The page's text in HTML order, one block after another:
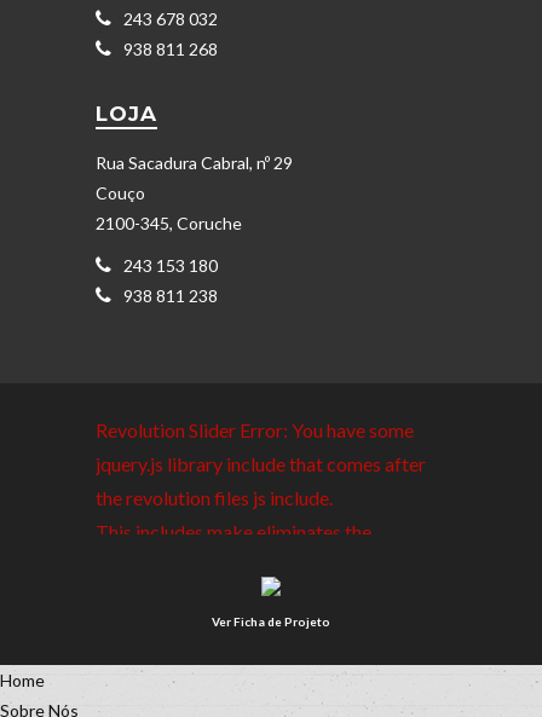
243 678 032
938 811 268
LOJA
Rua Sacadura Cabral, nº 29
Couço
2100-345, Coruche
243 153 180
938 811 238
Revolution Slider Error: You have some
jquery.js library include that comes after
the revolution files js include.
This includes make eliminates the
To fix it you can:
1. In the Slider Settings ->
Ver Ficha de Projeto
Home
Sobre Nós